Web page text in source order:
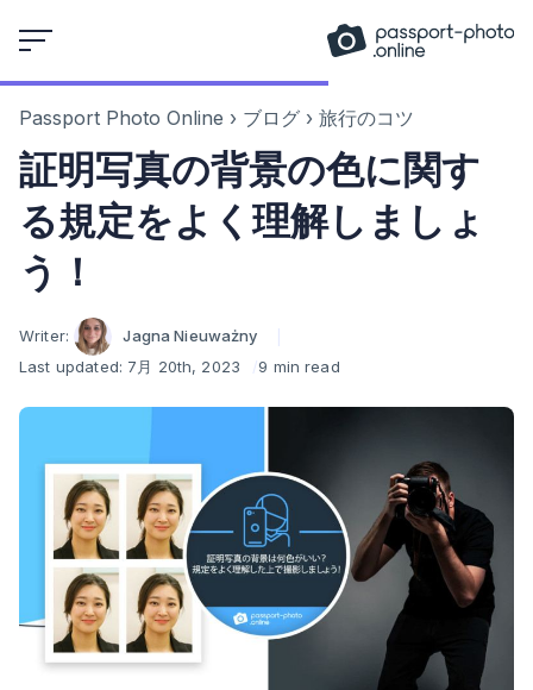
to
Passport Photo Online › ブログ › 旅行のコツ
証明写真の背景の色に関す
る規定をよく理解しましょ
う！
Author
Writer:
Jagna Nieuważny
Last updated: 7月 20th, 2023 9 min read